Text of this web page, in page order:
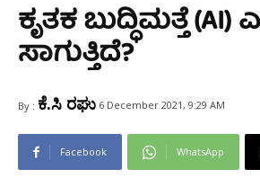
ಕೃತಕ ಬುದ್ಧಿಮತ್ತೆ (AI)
ಸಾಗುತ್ತಿದೆ?
By : ಕೆ.ಸಿ ರಘು 6 December 2021, 9:29 AM
Facebook WhatsApp